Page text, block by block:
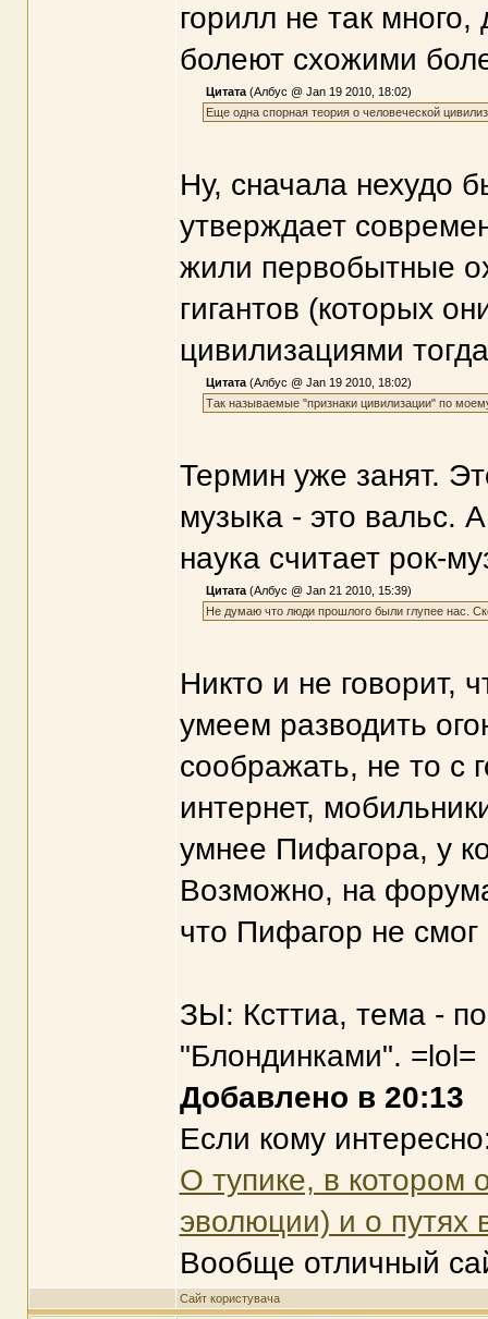
горилл не так
болеют схожими
Цитата(Албус @ Jan 19 2010, 18:02)
Еще одна спорная теория о человеческой
Ну, сначала нехудо
утверждает
жили первобытные
гигантов (которых
цивилизациями
Цитата(Албус @ Jan 19 2010, 18:02)
Так называемые "признаки цивилизации" по
Термин уже занят.
музыка - это вальс.
наука считает рок-
Цитата(Албус @ Jan 21 2010, 15:39)
Не думаю что люди прошлого были глупее нас.
Никто и не говорит,
умеем разводить
соображать, не то с
интернет,
умнее Пифагора, у
Возможно, на
что Пифагор не
ЗЫ: Ксттиа, тема -
"Блондинками". =lol=
Добавлено в 20:13
Если кому
О тупике, в котором
эволюции) и о путях
Вообще отличный
Сайт користувача